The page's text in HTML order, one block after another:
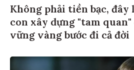
Không phải tiền bạc, đây
con xây dựng "tam quan"
vững vàng bước đi cả đời